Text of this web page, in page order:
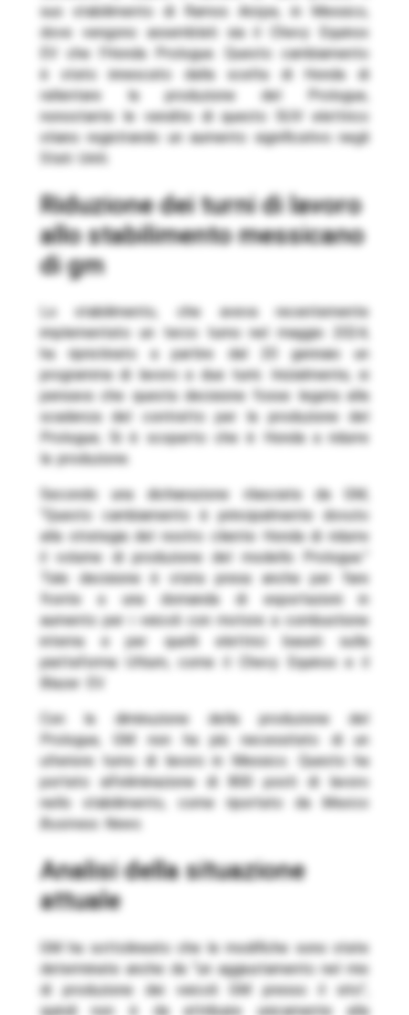
suo stabilimento di Ramos Arizpe, in Messico,
dove vengono assemblati sia il Chevy Equinox
EV che l’Honda Prologue. Questo cambiamento
è stato innescato dalla scelta di Honda di
rallentare la produzione del Prologue,
nonostante le vendite di questo SUV elettrico
stiano registrando un aumento significativo negli
Stati Uniti.
riduzione dei turni di lavoro
allo stabilimento messicano
di gm
Lo stabilimento, che aveva recentemente
implementato un terzo turno nel maggio 2024,
ha ripristinato a partire dal 20 gennaio un
programma di lavoro a due turni. Inizialmente, si
pensava che questa decisione fosse legata alla
scadenza del contratto per la produzione del
Prologue; Si è scoperto che è Honda a ridurre
la produzione.
Secondo una dichiarazione rilasciata da GM,
“Questo cambiamento è principalmente dovuto
alla strategia del nostro cliente Honda di ridurre
il volume di produzione del modello Prologue.”
Tale decisione è stata presa anche per fare
fronte a una domanda di esportazioni in
aumento per i veicoli con motore a combustione
interna e per quelli elettrici basati sulla
piattaforma Ultium, come il Chevy Equinox e il
Blazer EV.
Con la diminuzione della produzione del
Prologue, GM non ha più necessitato di un
ulteriore turno di lavoro in Messico. Questo ha
portato all’eliminazione di 800 posti di lavoro
nello stabilimento, come riportato da Mexico
Business News
analisi della situazione
attuale
GM ha sottolineato che le modifiche sono state
determinate anche da “un aggiustamento nel mix
di produzione dei veicoli GM presso il sito”,
quindi non è da attribuire unicamente alla